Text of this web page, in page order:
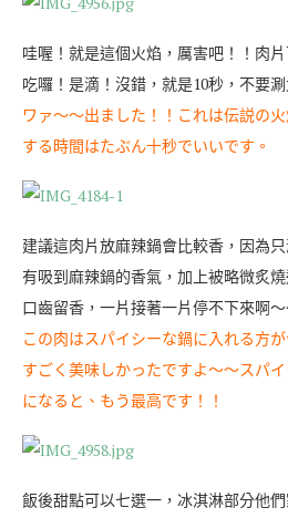
哇喔！就是這個火焰，厲害吧！！肉
吃囉！是滴！沒錯，就是10秒，不要
ワァ〜〜出ました！！これは伝説の
する時間はたぶん十秒でいいです。
建議這肉片放麻辣鍋會比較香，因為
有吸到麻辣鍋的香氣，加上被略微炙
口齒留香，一片接著一片停不下來啊～
この肉はスパイシーな鍋に入れる方
すごく美味しかったですよ〜〜スパ
になると、もう最高です！！
飯後甜點可以七選一，冰淇淋部分他